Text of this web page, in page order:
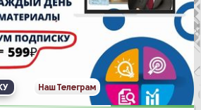
Наш Телеграм